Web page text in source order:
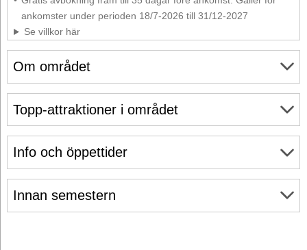
Om området
Info och öppettider
Innan semestern
ankomster under perioden 18/7-2026 till 31/12-2027
Se villkor här
Topp-attraktioner i området